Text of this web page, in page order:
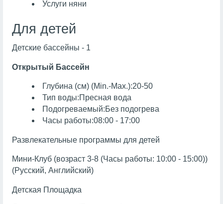
Услуги няни
Для детей
Детские бассейны - 1
Открытый Бассейн
Глубина (см) (Min.-Max.):20-50
Тип воды:Пресная вода
Подогреваемый:Без подогрева
Часы работы:08:00 - 17:00
Развлекательные программы для детей
Мини-Клуб (возраст 3-8 (Часы работы: 10:00 - 15:00))
(Русский, Английский)
Детская Площадка